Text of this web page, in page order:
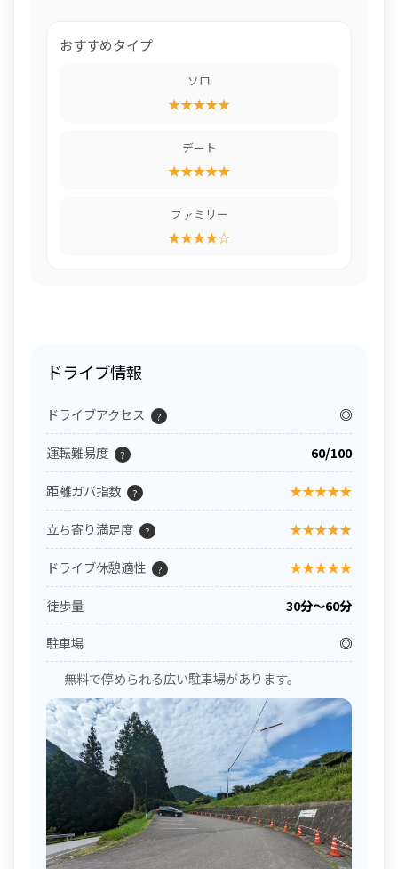
おすすめタイプ
ソロ
★★★★★
デート
★★★★★
ファミリー
★★★★☆
ドライブ情報
ドライブアクセス ? ◎
運転難易度 ? 60/100
距離ガバ指数 ? ★★★★★
立ち寄り満足度 ? ★★★★★
ドライブ休憩適性 ? ★★★★★
徒歩量
30分〜60分
駐車場
◎
無料で停められる広い駐車場があります。